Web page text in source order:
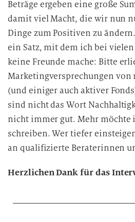
Beträge ergeben eine große
damit viel Macht, die wir nun
Dinge zum Positiven zu
ein Satz, mit dem ich bei
keine Freunde mache: Bitte
Marketingversprechungen von
(und einiger auch aktiver
sind nicht das Wort
nicht immer gut. Mehr möchte
schreiben. Wer tiefer
an qualifizierte Beraterinnen
Herzlichen Dank für das